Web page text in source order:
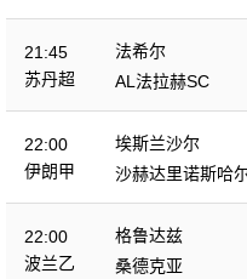
21:45
苏丹超
法希尔
AL法拉赫SC
22:00
伊朗甲
埃斯兰沙尔
沙赫达里诺斯哈
22:00
波兰乙
格鲁达兹
桑德克亚